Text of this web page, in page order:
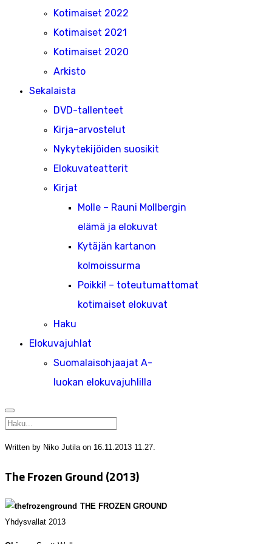
Kotimaiset 2022
Kotimaiset 2021
Kotimaiset 2020
Arkisto
Sekalaista
DVD-tallenteet
Kirja-arvostelut
Nykytekijöiden suosikit
Elokuvateatterit
Kirjat
Molle – Rauni Mollbergin
elämä ja elokuvat
Kytäjän kartanon
kolmoissurma
Poikki! – toteutumattomat
kotimaiset elokuvat
Haku
Elokuvajuhlat
Suomalaisohjaajat A-
luokan elokuvajuhlilla
Written by Niko Jutila on 16.11.2013 11.27.
The Frozen Ground (2013)
THE FROZEN GROUND
Yhdysvallat 2013